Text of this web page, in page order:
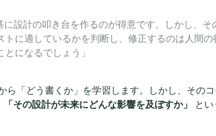
に設計の叩き台を作るのが得意です。しかし、
トに適しているかを判断し、修正するのは人間
とになるでしょう」
ら「どう書くか」を学習します。しかし、その
「その設計が未来にどんな影響を及ぼすか」
と